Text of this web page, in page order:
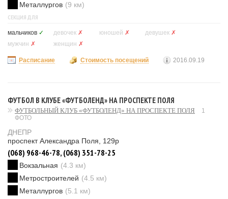
Металлургов (9 км)
СЕКЦИЯ ДЛЯ
мальчиков ✓ девочек ✗ юношей ✗ девушек ✗
мужчин ✗ женщин ✗
Расписание Стоимость посещений 2016.09.19
ФУТБОЛ В КЛУБЕ «ФУТБОЛЕНД» НА ПРОСПЕКТЕ ПОЛЯ
ФУТБОЛЬНЫЙ КЛУБ «ФУТБОЛЕНД» НА ПРОСПЕКТЕ ПОЛЯ
1
ФОТО
ДНЕПР
проспект Александра Поля, 129р
(068) 968-46-78, (068) 351-78-25
Вокзальная (4.3 км)
Метростроителей (4.5 км)
Металлургов (5.1 км)